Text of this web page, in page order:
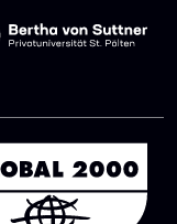
SVG Datei
SVG Datei